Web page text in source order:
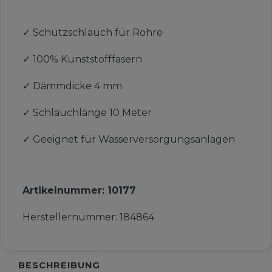
✓ Schutzschlauch für Rohre
✓ 100% Kunststofffasern
✓ Dämmdicke 4 mm
✓ Schlauchlänge 10 Meter
✓ Geeignet für Wasserversorgungsanlagen
Artikelnummer: 10177
Herstellernummer: 184864
BESCHREIBUNG